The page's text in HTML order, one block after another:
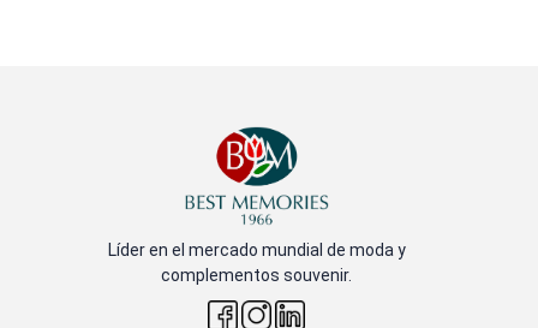
Líder en el mercado mundial de moda y
complementos souvenir.